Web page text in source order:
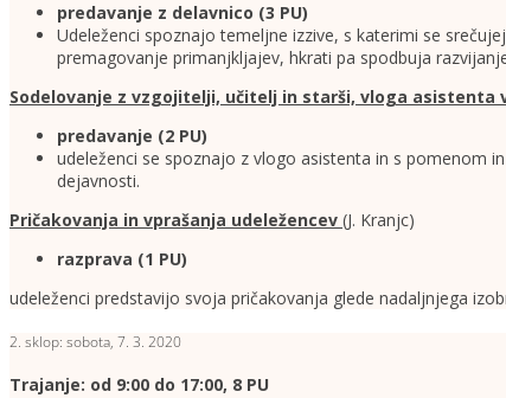
predavanje z delavnico (3 PU)
Udeleženci spoznajo temeljne izzive, s katerimi se
premagovanje primanjkljajev, hkrati pa spodbuja
Sodelovanje z vzgojitelji, učitelj in starši, vloga asistenta
predavanje (2 PU)
udeleženci se spoznajo z vlogo asistenta in s pomenom
dejavnosti.
Pričakovanja in vprašanja udeležencev (J. Kranjc)
razprava (1 PU)
udeleženci predstavijo svoja pričakovanja glede nadaljnjega
2. sklop: sobota, 7. 3. 2020
Trajanje: od 9:00 do 17:00, 8 PU